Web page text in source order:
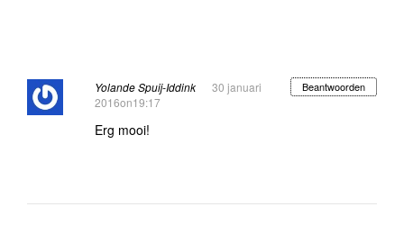
Yolande Spuij-Iddink
30 januari
2016on19:17
Beantwoorden
Erg mooi!